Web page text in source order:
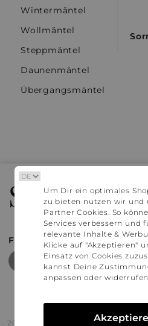
Wintermäntel
Wollmäntel
Steppmäntel
Daunenmäntel
Übergangsmäntel
Stylaholic
FIND MORE INSPIRATION
2016 - 2026 © Stylaholic.
Um Dir ein optimales
zu bieten nutzen wir und
Partner Cookies. So
Services verbessern und
relevante Inhalte &
Klicke auf "Akzeptieren"
Einsatz von Cookies
kannst Deine
anpassen oder